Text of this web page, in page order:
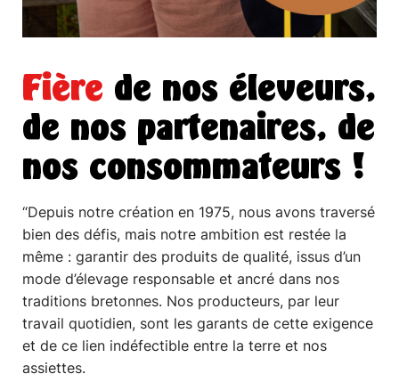
Fière de nos éleveurs,
de nos partenaires, de
nos consommateurs !
“Depuis notre création en 1975, nous avons traversé
bien des défis, mais notre ambition est restée la
même : garantir des produits de qualité, issus d’un
mode d’élevage responsable et ancré dans nos
traditions bretonnes. Nos producteurs, par leur
travail quotidien, sont les garants de cette exigence
et de ce lien indéfectible entre la terre et nos
assiettes.